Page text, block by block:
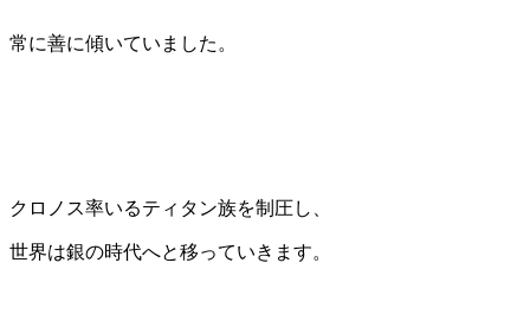
常に善に傾いていました。
クロノス率いるティタン族を制圧し、
世界は銀の時代へと移っていきます。